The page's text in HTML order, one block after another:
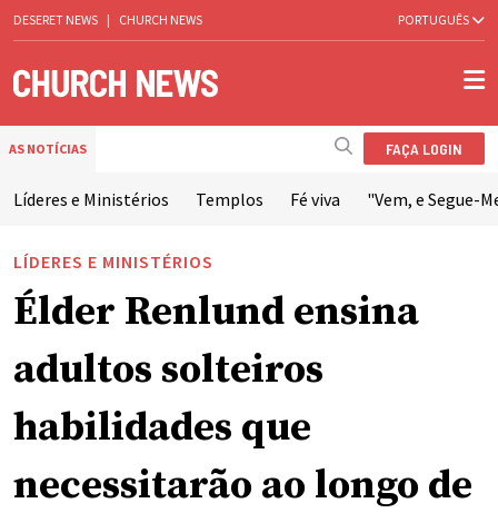
DESERET NEWS | CHURCH NEWS PORTUGUÊS
AS NOTÍCIAS FAÇA LOGIN
Líderes e Ministérios Templos Fé viva "Vem, e Segue-
LÍDERES E MINISTÉRIOS
Élder Renlund ensina
adultos solteiros
habilidades que
necessitarão ao longo de